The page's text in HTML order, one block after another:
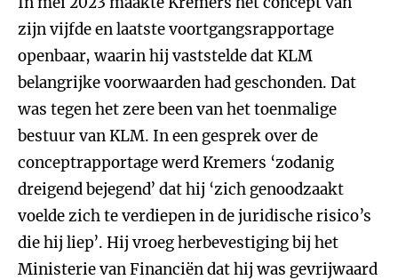
zijn vijfde en laatste voortgangsrapportage
openbaar, waarin hij vaststelde dat KLM
belangrijke voorwaarden had geschonden. Dat
was tegen het zere been van het toenmalige
bestuur van KLM. In een gesprek over de
conceptrapportage werd Kremers ‘zodanig
dreigend bejegend’ dat hij ‘zich genoodzaakt
voelde zich te verdiepen in de juridische risico’s
die hij liep’. Hij vroeg herbevestiging bij het
Ministerie van Financiën dat hij was gevrijwaard